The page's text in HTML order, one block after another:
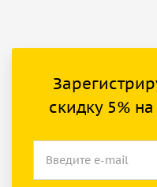
скидку 5%